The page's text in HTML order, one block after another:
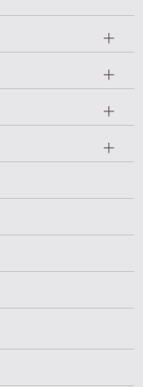
＋
＋
＋
＋